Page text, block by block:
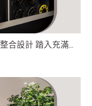
合設計 踏入充滿未